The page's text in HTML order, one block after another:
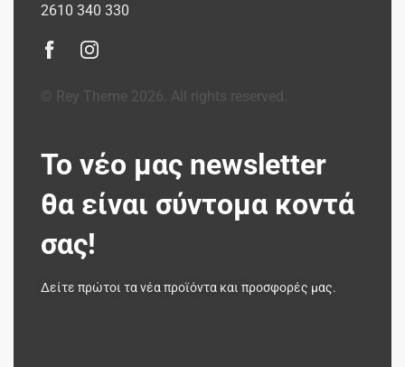
2610 340 330
© Rey Theme 2026. All rights reserved.
Το νέο μας newsletter
θα είναι σύντομα κοντά
σας!
Δείτε πρώτοι τα νέα προϊόντα και προσφορές μας.